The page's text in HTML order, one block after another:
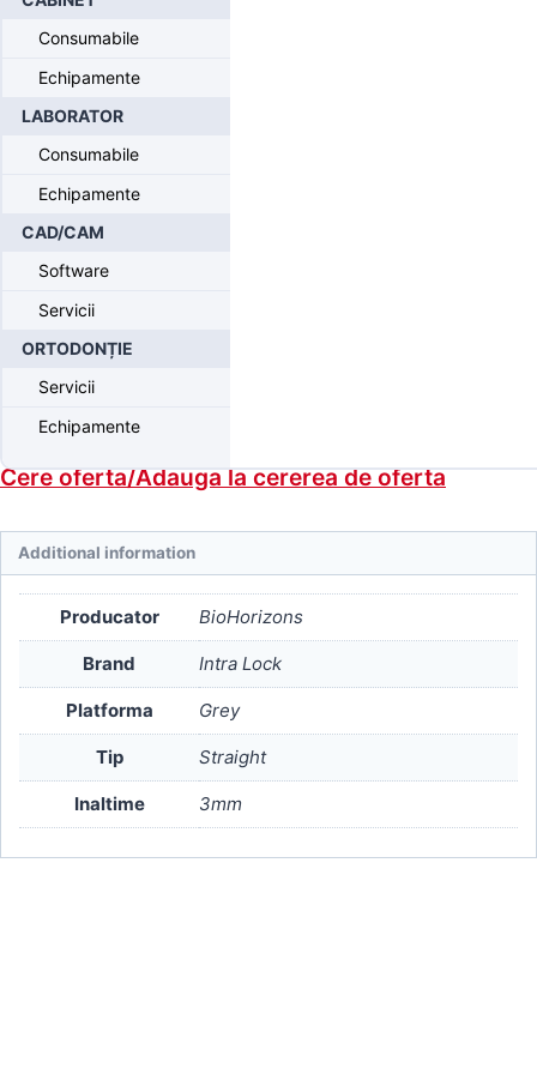
Consumabile
Echipamente
LABORATOR
Consumabile
Echipamente
CAD/CAM
Software
Servicii
ORTODONȚIE
Servicii
Echipamente
Height
Grey Contour Abutment,
Straight, 3mm Buccal Height
Produse disponibile doar pentru medici
Grey Contour Abutment, Straight, 3mm Buccal Height
Stoc suficient
Cere oferta/Adauga la cererea de oferta
Additional information
Producator BioHorizons
Brand Intra Lock
Platforma Grey
Tip Straight
Inaltime 3mm